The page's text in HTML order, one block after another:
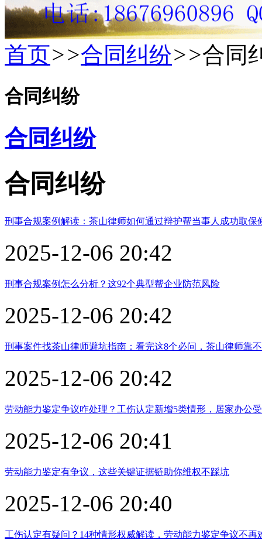
首页>>合同纠纷>>合同
合同纠纷
合同纠纷
合同纠纷
刑事合规案例解读：茶山律师如何通过辩护帮当事人成功取保
2025-12-06 20:42
刑事合规案例怎么分析？这92个典型帮企业防范风险
2025-12-06 20:42
刑事案件找茶山律师避坑指南：看完这8个必问，茶山律师靠
2025-12-06 20:42
劳动能力鉴定争议咋处理？工伤认定新增5类情形，居家办公
2025-12-06 20:41
劳动能力鉴定有争议，这些关键证据链助你维权不踩坑
2025-12-06 20:40
工伤认定有疑问？14种情形权威解读，劳动能力鉴定争议不再